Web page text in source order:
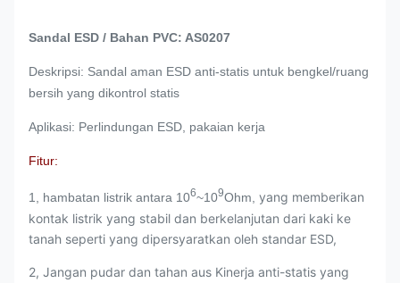
Sandal ESD / Bahan PVC: AS0207
Deskripsi: Sandal aman ESD anti-statis untuk bengkel/ruang
bersih yang dikontrol statis
Aplikasi: Perlindungan ESD, pakaian kerja
Fitur:
1, hambatan listrik antara 106~109Ohm, yang memberikan
kontak listrik yang stabil dan berkelanjutan dari kaki ke
tanah seperti yang dipersyaratkan oleh standar ESD,
2, Jangan pudar dan tahan aus Kinerja anti-statis yang